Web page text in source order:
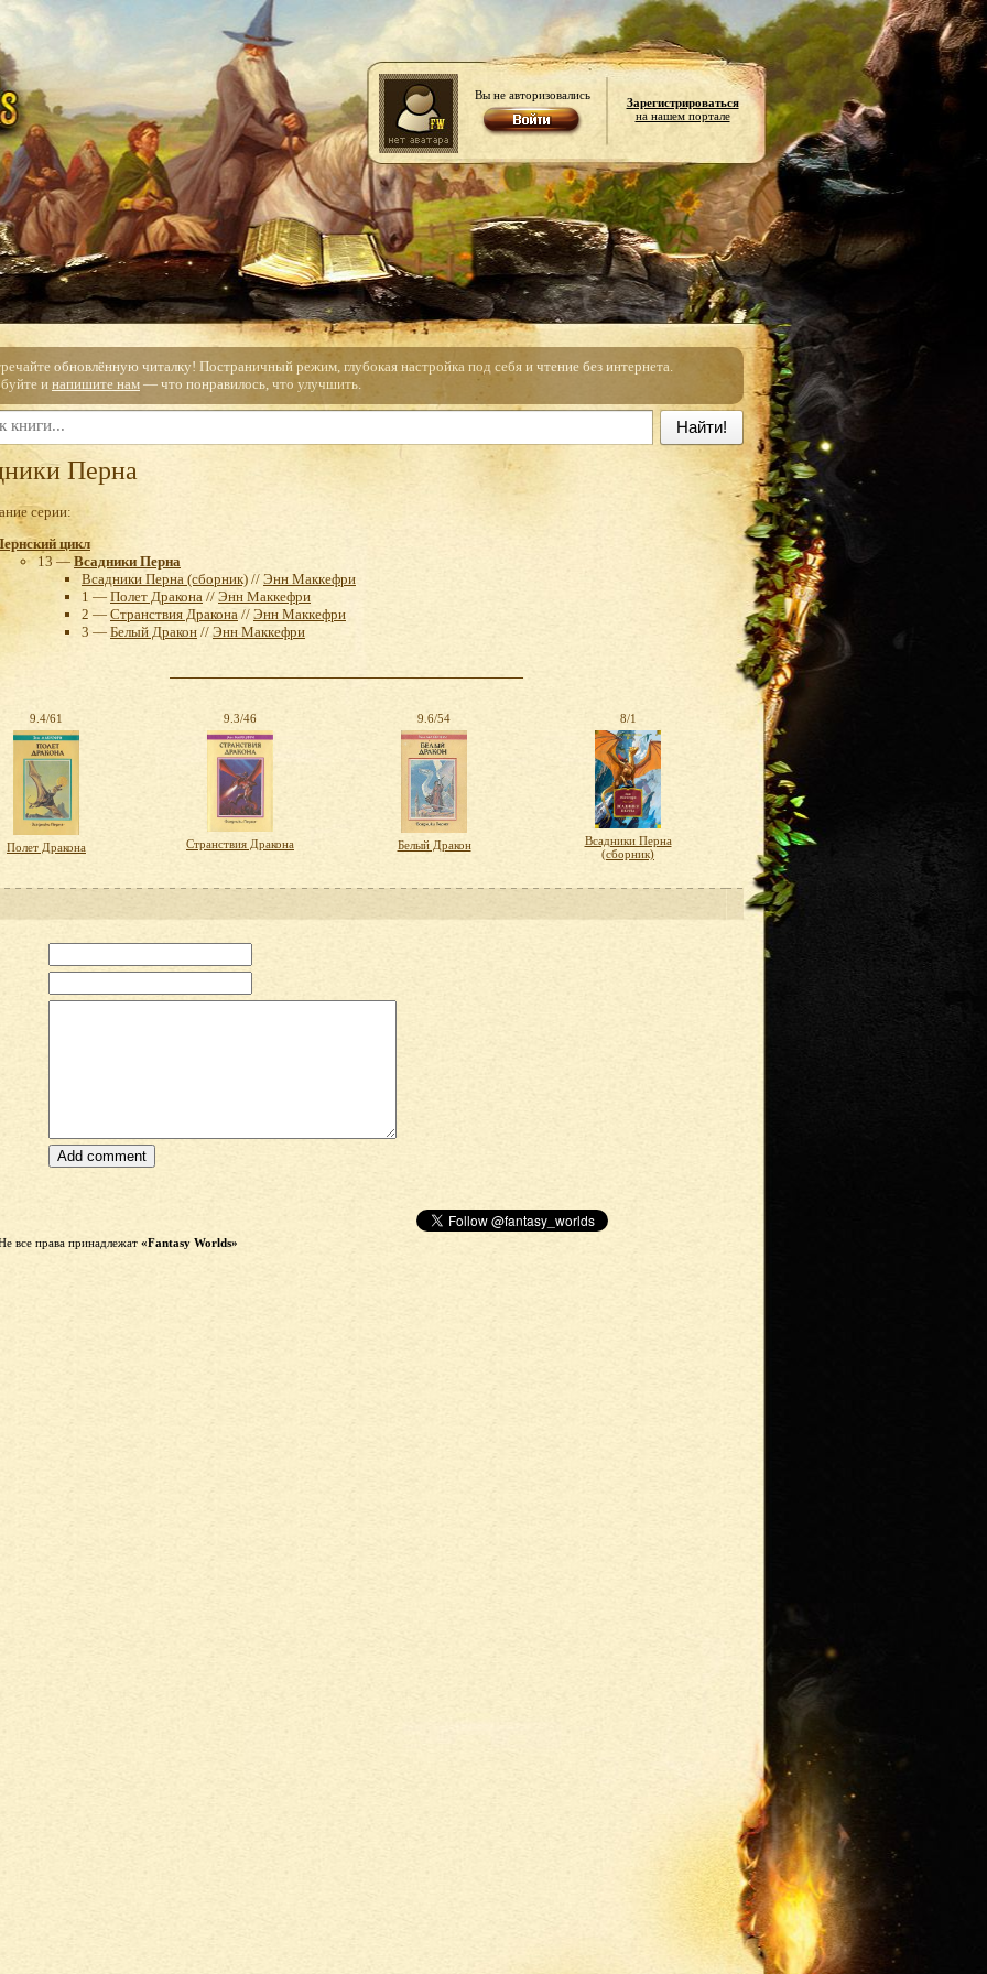
Вы не авторизовались
Зарегистрироваться
на нашем портале
обновлённую читалку! Постраничный режим, глубокая настройка под себя и чтение без интернета.
и напишите нам — что понравилось, что улучшить.
Найти!
Перна
серии:
цикл
13 —Всадники Перна
Всадники Перна (сборник) // Энн Маккефри
1 — Полет Дракона // Энн Маккефри
2 — Странствия Дракона // Энн Маккефри
3 — Белый Дракон // Энн Маккефри
9.4/61
Полет Дракона
9.3/46
Странствия Дракона
9.6/54
Белый Дракон
8/1
Всадники Перна
(сборник)
все права принадлежат «Fantasy Worlds»